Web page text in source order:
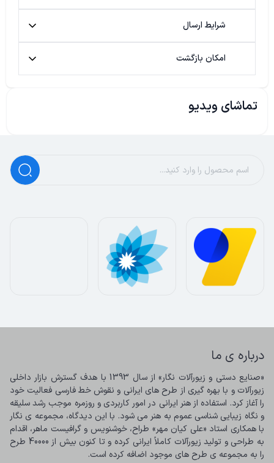
شرایط ارسال
امکان بازگشت
تماشای ویدیو
درباره ی ما
را به مجموعه ی طرح های موجود اضافه کرده است.